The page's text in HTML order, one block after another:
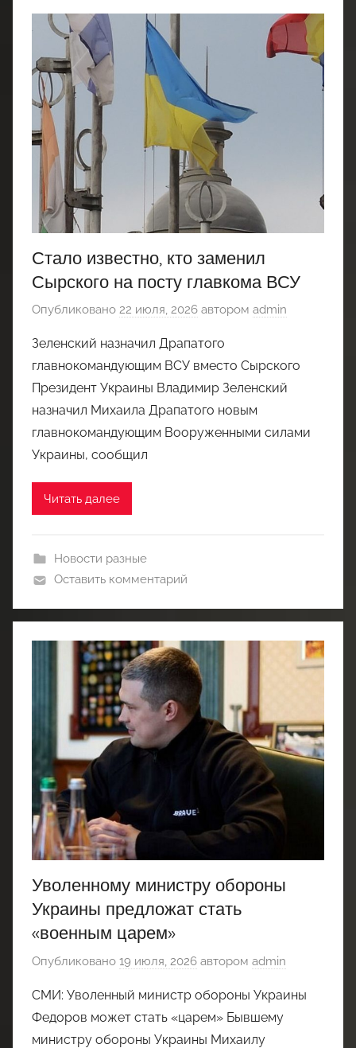
Стало известно, кто заменил
Сырского на посту главкома ВСУ
Опубликовано 22 июля, 2026 автором admin
Зеленский назначил Драпатого
главнокомандующим ВСУ вместо Сырского
Президент Украины Владимир Зеленский
назначил Михаила Драпатого новым
главнокомандующим Вооруженными силами
Украины, сообщил
Читать далее
Новости разные
Оставить комментарий
Уволенному министру обороны
Украины предложат стать
«военным царем»
Опубликовано 19 июля, 2026 автором admin
СМИ: Уволенный министр обороны Украины
Федоров может стать «царем» Бывшему
министру обороны Украины Михаилу